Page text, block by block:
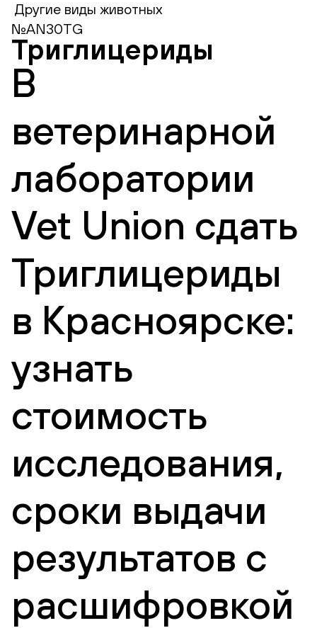
Другие виды животных
№AN30TG
Триглицериды
В
ветеринарной
лаборатории
Vet Union сдать
Триглицериды
в Красноярске:
узнать
стоимость
исследования,
сроки выдачи
результатов с
расшифровкой